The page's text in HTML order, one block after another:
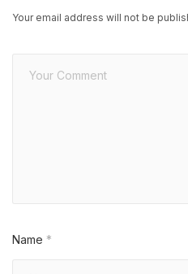
Your email address will not be
Name *